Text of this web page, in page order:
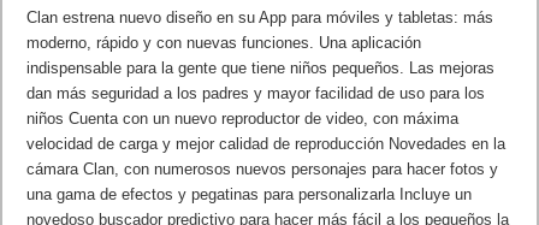
Clan estrena nuevo diseño en su App para móviles y tabletas: más
moderno, rápido y con nuevas funciones. Una aplicación
indispensable para la gente que tiene niños pequeños. Las mejoras
dan más seguridad a los padres y mayor facilidad de uso para los
niños Cuenta con un nuevo reproductor de video, con máxima
velocidad de carga y mejor calidad de reproducción Novedades en la
cámara Clan, con numerosos nuevos personajes para hacer fotos y
una gama de efectos y pegatinas para personalizarla Incluye un
novedoso buscador predictivo para hacer más fácil a los pequeños la